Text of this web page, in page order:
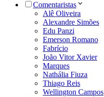
Comentaristas
Alê Oliveira
Alexandre Simões
Edu Panzi
Emerson Romano
Fabrício
João Vitor Xavier
Marques
Nathália Fiuza
Thiago Reis
Wellington Campos